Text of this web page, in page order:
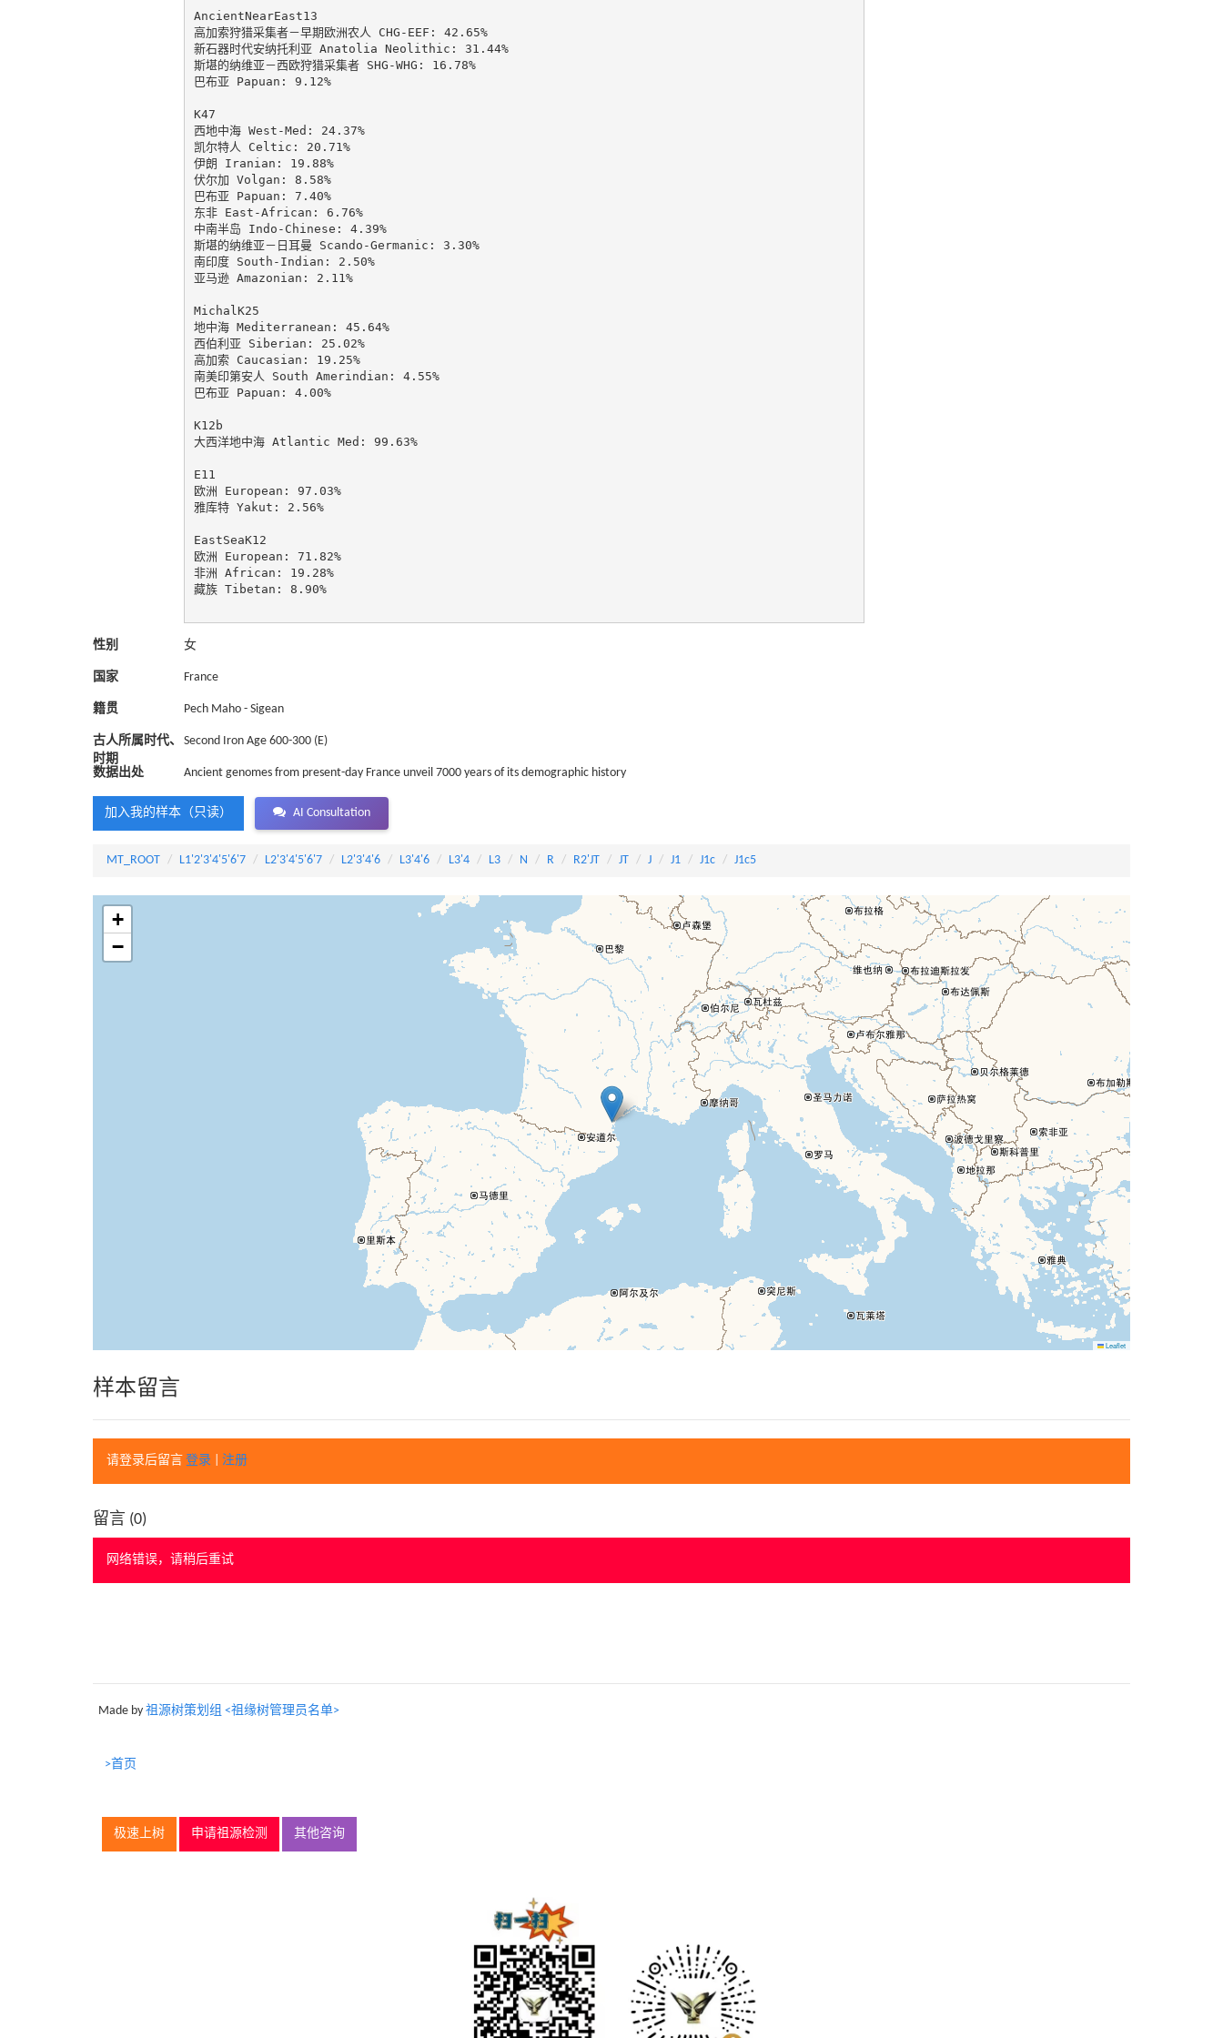
AncientNearEast13
高加索狩猎采集者－早期欧洲农人 CHG-EEF: 42.65%
新石器时代安纳托利亚 Anatolia Neolithic: 31.44%
斯堪的纳维亚－西欧狩猎采集者 SHG-WHG: 16.78%
巴布亚 Papuan: 9.12%
K47
西地中海 West-Med: 24.37%
凯尔特人 Celtic: 20.71%
伊朗 Iranian: 19.88%
伏尔加 Volgan: 8.58%
巴布亚 Papuan: 7.40%
东非 East-African: 6.76%
中南半岛 Indo-Chinese: 4.39%
斯堪的纳维亚－日耳曼 Scando-Germanic: 3.30%
南印度 South-Indian: 2.50%
亚马逊 Amazonian: 2.11%
MichalK25
地中海 Mediterranean: 45.64%
西伯利亚 Siberian: 25.02%
高加索 Caucasian: 19.25%
南美印第安人 South Amerindian: 4.55%
巴布亚 Papuan: 4.00%
K12b
大西洋地中海 Atlantic Med: 99.63%
E11
欧洲 European: 97.03%
雅库特 Yakut: 2.56%
EastSeaK12
欧洲 European: 71.82%
非洲 African: 19.28%
藏族 Tibetan: 8.90%
性别 女
国家 France
籍贯 Pech Maho - Sigean
古人所属时代、
时期
Second Iron Age 600-300 (E)
数据出处 Ancient genomes from present-day France unveil 7000 years of its demographic history
加入我的样本（只读） AI Consultation
MT_ROOT L1'2'3'4'5'6'7 L2'3'4'5'6'7 L2'3'4'6 L3'4'6 L3'4 L3 N R R2'JT JT J J1 J1c J1c5
+
−
Leaflet
样本留言
请登录后留言 登录 注册
留言 (0)
网络错误，请稍后重试
Made by 祖源树策划组 <祖缘树管理员名单>
>首页
极速上树 申请祖源检测 其他咨询